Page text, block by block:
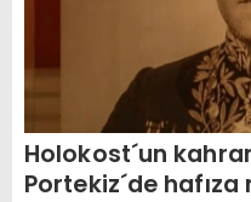
Holokost´un
Portekiz´de hafıza